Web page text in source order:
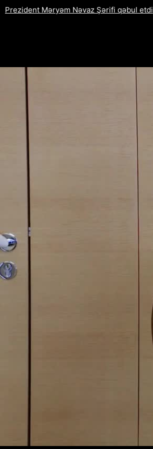
Prezident Məryəm Nəvaz Şərifi qəbul etdi